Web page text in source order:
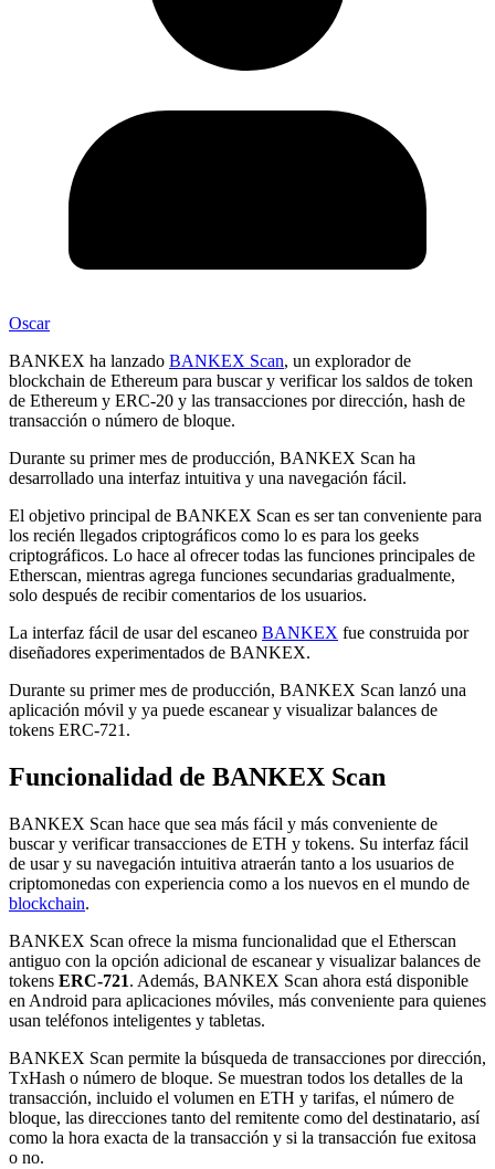
Oscar
BANKEX ha lanzado BANKEX Scan, un explorador de
blockchain de Ethereum para buscar y verificar los saldos de token
de Ethereum y ERC-20 y las transacciones por dirección, hash de
transacción o número de bloque.
Durante su primer mes de producción, BANKEX Scan ha
desarrollado una interfaz intuitiva y una navegación fácil.
El objetivo principal de BANKEX Scan es ser tan conveniente para
los recién llegados criptográficos como lo es para los geeks
criptográficos. Lo hace al ofrecer todas las funciones principales de
Etherscan, mientras agrega funciones secundarias gradualmente,
solo después de recibir comentarios de los usuarios.
La interfaz fácil de usar del escaneo BANKEX fue construida por
diseñadores experimentados de BANKEX.
Durante su primer mes de producción, BANKEX Scan lanzó una
aplicación móvil y ya puede escanear y visualizar balances de
tokens ERC-721.
Funcionalidad de BANKEX Scan
BANKEX Scan hace que sea más fácil y más conveniente de
buscar y verificar transacciones de ETH y tokens. Su interfaz fácil
de usar y su navegación intuitiva atraerán tanto a los usuarios de
criptomonedas con experiencia como a los nuevos en el mundo de
blockchain.
BANKEX Scan ofrece la misma funcionalidad que el Etherscan
antiguo con la opción adicional de escanear y visualizar balances de
tokens ERC-721. Además, BANKEX Scan ahora está disponible
en Android para aplicaciones móviles, más conveniente para quienes
usan teléfonos inteligentes y tabletas.
BANKEX Scan permite la búsqueda de transacciones por dirección,
TxHash o número de bloque. Se muestran todos los detalles de la
transacción, incluido el volumen en ETH y tarifas, el número de
bloque, las direcciones tanto del remitente como del destinatario, así
como la hora exacta de la transacción y si la transacción fue exitosa
o no.